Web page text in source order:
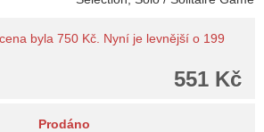
byla 750 Kč. Nyní je levnější o 199
551 Kč
Prodáno